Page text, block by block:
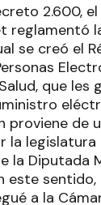
2.600,
reglamentó
se creó el
que les
proviene de
la legislatura
la Diputada
este
a la